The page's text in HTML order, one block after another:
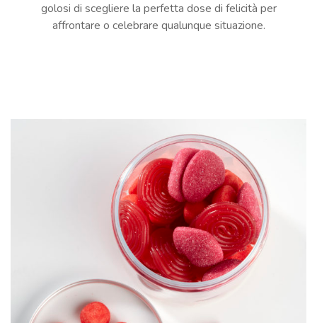
golosi di scegliere la perfetta dose di felicità per
affrontare o celebrare qualunque situazione.